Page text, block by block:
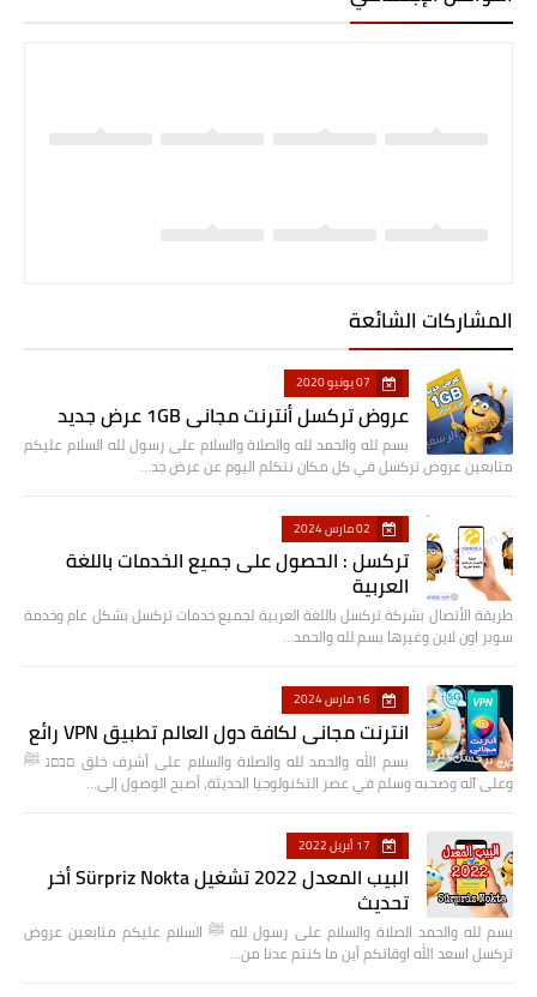
المشاركات الشائعة
07 يونيو 2020
عروض تركسل أنترنت مجاني 1GB عرض جديد
بسم لله والحمد لله والصلاة والسلام على رسول لله السلام عليكم
متابعين عروض تركسل في كل مكان نتكلم اليوم عن عرض جد…
02 مارس 2024
تركسل : الحصول على جميع الخدمات باللغة
العربية
طريقة الأتصال بشركة تركسل باللغة العربية لجميع خدمات تركسل بشكل عام وخدمة
سوبر اون لاين وغيرها بسم لله والحمد…
16 مارس 2024
انترنت مجاني لكافة دول العالم تطبيق VPN رائع
بسم الله والحمد لله والصلاة والسلام على أشرف خلق םבםנ ﷺ
وعلى آله وصحبه وسلم في عصر التكنولوجيا الحديثة، أصبح الوصول إلى…
17 أبريل 2022
البيب المعدل 2022 تشغيل Sürpriz Nokta أخر
تحديث
بسم لله والحمد الصلاة والسلام على رسول لله ﷺ السلام عليكم متابعين عروض
تركسل اسعد الله اوقاتكم أين ما كنتم عدنا من…